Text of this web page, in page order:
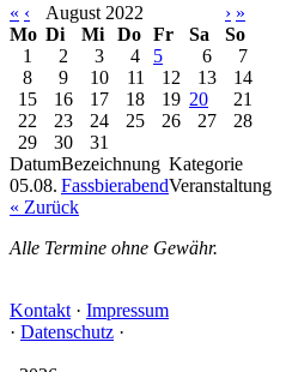
« ‹ August 2022 › »
Mo Di Mi Do Fr Sa
So
1
2 3 4 5 6
7
8
9 10 11 12 13
14
15
16 17 18 19 20
21
22
23 24 25 26 27
28
29
30
31
DatumBezeichnung Kategorie
05.08. FassbierabendVeranstaltung
« Zurück
Alle Termine ohne Gewähr.
Kontakt · Impressum
· Datenschutz ·